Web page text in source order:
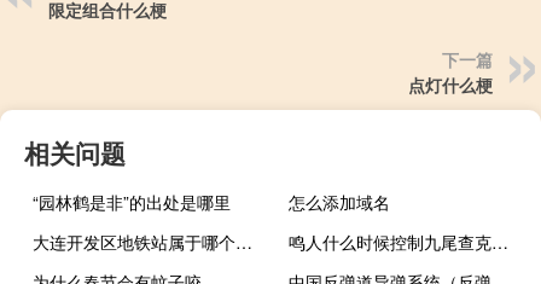
限定组合什么梗
下一篇
点灯什么梗
相关问题
“园林鹤是非”的出处是哪里
怎么添加域名
大连开发区地铁站属于哪个街道
鸣人什么时候控制九尾查克拉（鸣人什么时候控制九尾）